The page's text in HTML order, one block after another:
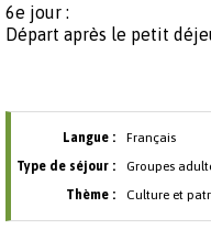
6e jour :
Départ après le petit
Langue :
Français
Type de séjour :
Groupes
Thème :
Culture et